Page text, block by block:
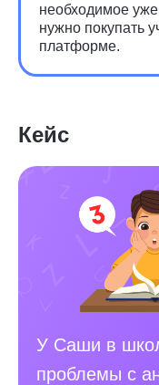
необходимое
нужно покупать
платформе.
Кейс
У Саши в
проблемы с